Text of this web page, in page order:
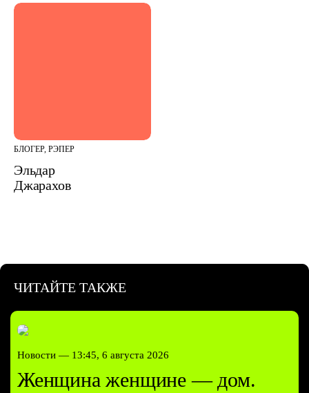
БЛОГЕР, РЭПЕР
Эльдар
Джарахов
ЧИТАЙТЕ ТАКЖЕ
Новости — 13:45, 6 августа 2026
Женщина женщине — дом.